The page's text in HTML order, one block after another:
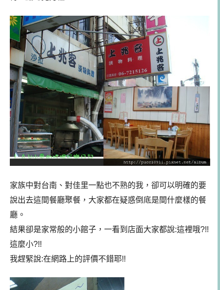
家族中對台南、對佳里一點也不熟的我，卻可以明確的要
說出去這間餐廳聚餐，大家都在疑惑倒底是間什麼樣的餐
廳。
結果卻是家常般的小館子，一看到店面大家都說:這裡哦?!!
這麼小?!!
我趕緊說:在網路上的評價不錯耶!!